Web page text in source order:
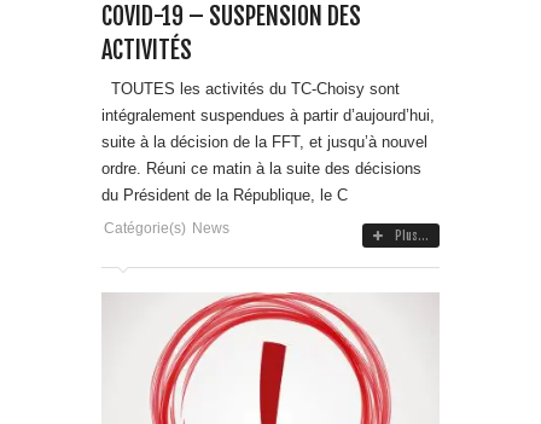
COVID-19 – SUSPENSION DES
ACTIVITÉS
TOUTES les activités du TC-Choisy sont
intégralement suspendues à partir d’aujourd’hui,
suite à la décision de la FFT, et jusqu’à nouvel
ordre. Réuni ce matin à la suite des décisions
du Président de la République, le C
Catégorie(s) News Plus...